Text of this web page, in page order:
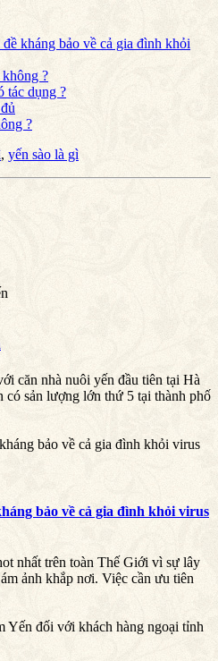
kháng bảo về cả gia đình khỏi
?
tác dụng ?
?
, yến sào là gì
căn nhà nuôi yến đầu tiên tại Hà
có sản lượng lớn thứ 5 tại thành phố
bảo về cả gia đình khỏi virus
nhất trên toàn Thế Giới vì sự lây
ảnh khắp nơi. Việc cần ưu tiên